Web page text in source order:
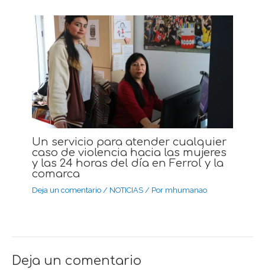
Un servicio para atender cualquier
caso de violencia hacia las mujeres
y las 24 horas del día en Ferrol y la
comarca
Deja un comentario / NOTICIAS / Por mhumanao
Deja un comentario